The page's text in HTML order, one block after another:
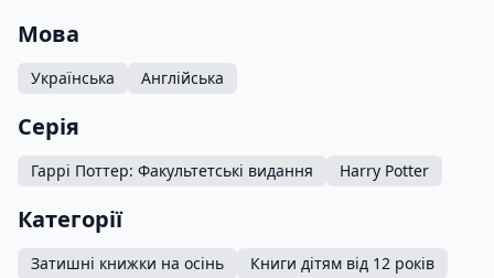
Мова
Українська Англійська
Серія
Гаррі Поттер: Факультетські видання Harry Potter
Категорії
Затишні книжки на осінь
Книги дітям від 12 років